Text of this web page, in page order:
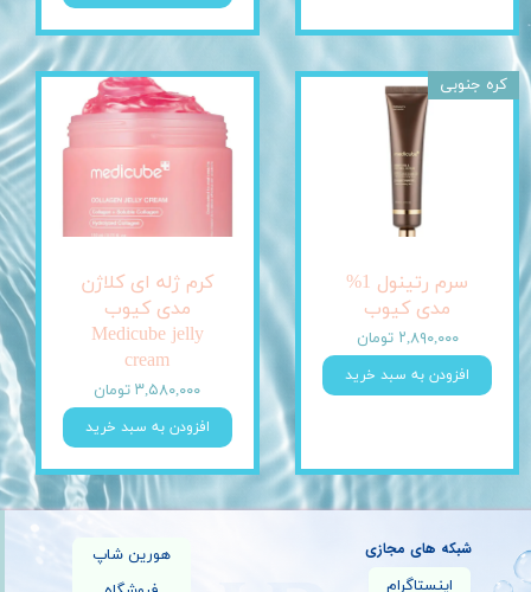
سرم رتینول 1%
مدی کیوب
۲,۸۹۰,۰۰۰ تومان
افزودن به سبد خرید
کره جنوبی
کرم ژله ای کلاژن
مدی کیوب
Medicube jelly
cream
۳,۵۸۰,۰۰۰ تومان
افزودن به سبد خرید
هورین شاپ
اینستاگرام
شبکه های مجازی